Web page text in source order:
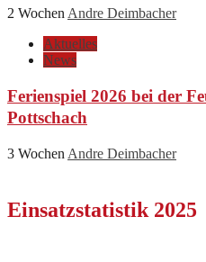
2 Wochen Andre Deimbacher
Aktuelles
News
Ferienspiel 2026 bei der
Pottschach
3 Wochen Andre Deimbacher
Einsatzstatistik 2025